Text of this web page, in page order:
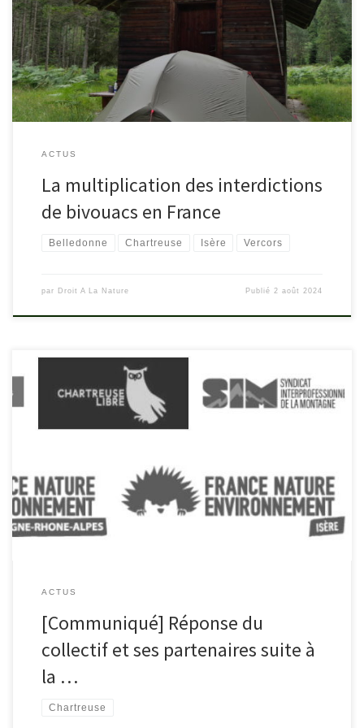
contrairement à d’autres pays, la législation en matière de bivouac
était jusque là plutôt souple, elle devient de plus en plus
contraignante, même si les zones concernées par ces interdictions
[…]
ACTUS
La multiplication des interdictions
de bivouacs en France
Belledonne Chartreuse Isère Vercors
par Droit A La Nature Publié 2 août 2024
Signature de la convention de passage sur deux sentiers des Hauts
de presse au col de Marcieu pour annoncer la signature d’une
convention de passage et l’inscription au Plan […]
ACTUS
[Communiqué] Réponse du
collectif et ses partenaires suite à
la …
Chartreuse